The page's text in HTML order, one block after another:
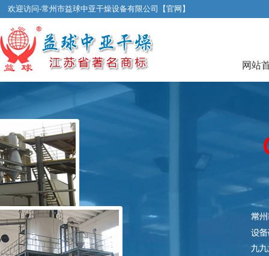
欢迎访问-常州市益球中亚干燥设备有限公司【官网】
网站